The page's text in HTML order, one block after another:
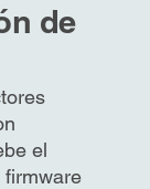
de
el
firmware